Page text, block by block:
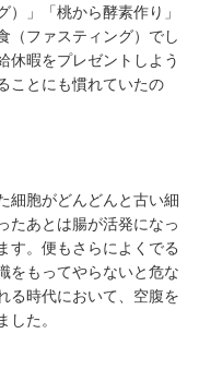
」「桃から酵素作り」
（ファスティング）でし
休暇をプレゼントしよう
ことにも慣れていたの
細胞がどんどんと古い細
たあとは腸が活発になっ
す。便もさらによくでる
をもってやらないと危な
る時代において、空腹を
た。